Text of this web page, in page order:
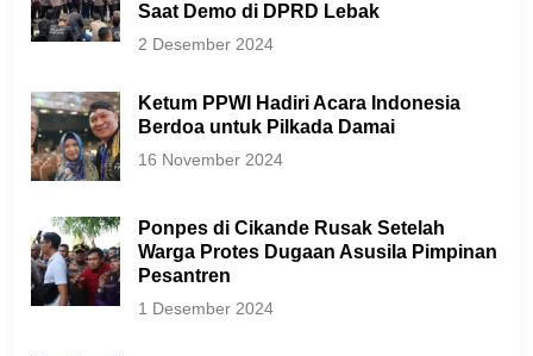
Saat Demo di DPRD Lebak
2 Desember 2024
Ketum PPWI Hadiri Acara Indonesia
Berdoa untuk Pilkada Damai
16 November 2024
Ponpes di Cikande Rusak Setelah
Warga Protes Dugaan Asusila Pimpinan
Pesantren
1 Desember 2024